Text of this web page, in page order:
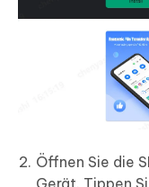
Öffnen Sie die
Gerät. Tippen